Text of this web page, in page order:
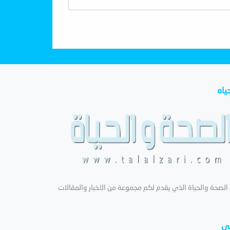
والحياة الذي يقدم لكم مجموعة من الاخبار والمقالات